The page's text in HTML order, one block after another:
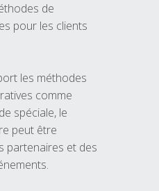
de
pour les clients
les méthodes
comme
spéciale, le
peut être
partenaires et des